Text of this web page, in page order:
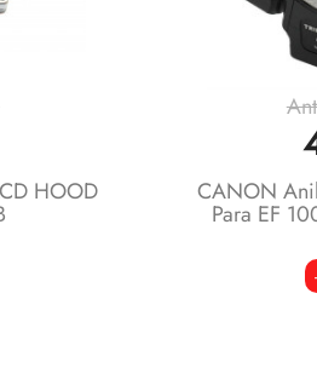
HOOD

CANON
Para EF